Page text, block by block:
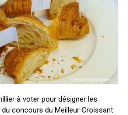
à voter pour désigner les
concours du Meilleur Croissant